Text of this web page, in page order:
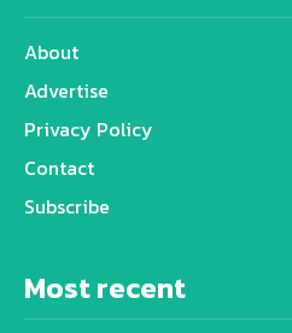
About
Advertise
Privacy Policy
Contact
Subscribe
Most recent